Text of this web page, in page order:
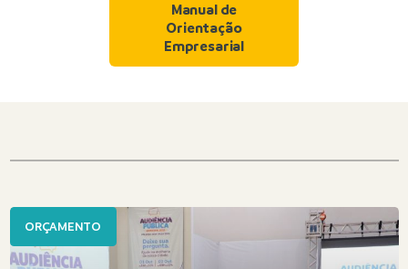
Manual de
Orientação
Empresarial
ORÇAMENTO